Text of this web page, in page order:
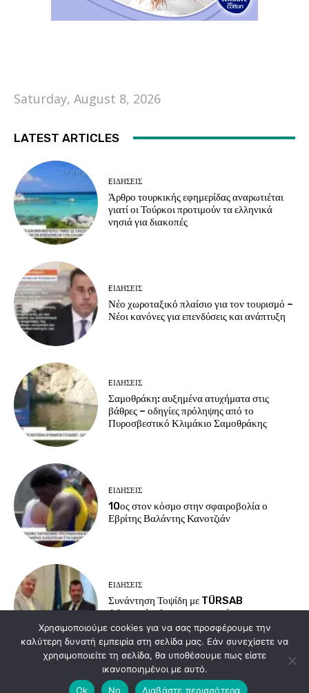
Saturday, August 8, 2026
LATEST ARTICLES
EΙΔΗΣΕΙΣ
Άρθρο τουρκικής εφημερίδας αναρωτιέται
γιατί οι Τούρκοι προτιμούν τα ελληνικά
νησιά για διακοπές
EΙΔΗΣΕΙΣ
Νέο χωροταξικό πλαίσιο για τον τουρισμό –
Νέοι κανόνες για επενδύσεις και ανάπτυξη
EΙΔΗΣΕΙΣ
Σαμοθράκη: αυξημένα ατυχήματα στις
βάθρες – οδηγίες πρόληψης από το
Πυροσβεστικό Κλιμάκιο Σαμοθράκης
EΙΔΗΣΕΙΣ
10ος στον κόσμο στην σφαιροβολία ο
Εβρίτης Βαλάντης Κανοτζιάν
EΙΔΗΣΕΙΣ
Συνάντηση Τοψίδη με TÜRSAB
Αδριανούπολης για τουρισμό και
συνοριακές υποδομές
Load more
Χρησιμοποιούμε cookies για να σας προσφέρουμε την
καλύτερη δυνατή εμπειρία στη σελίδα μας. Εάν συνεχίσετε να
χρησιμοποιείτε τη σελίδα, θα υποθέσουμε πως είστε
ικανοποιημένοι με αυτό.
Ok
No Διαβάστε περισσότερα